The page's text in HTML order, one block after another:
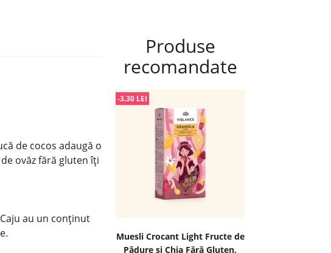
de cocos adaugă o
ovăz fără gluten îți
au un conținut
Produse
recomandate
Muesli Crocant Light Fructe de
Pădure și Chia Fără Gluten,
-3.30 LEI